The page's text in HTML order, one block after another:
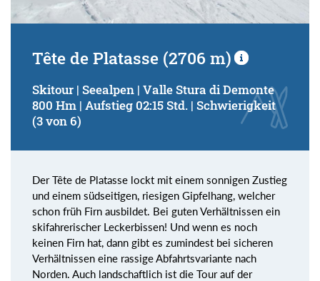
Tête de Platasse (2706 m)
Skitour | Seealpen | Valle Stura di Demonte
800 Hm | Aufstieg 02:15 Std. | Schwierigkeit
(3 von 6)
Der Tête de Platasse lockt mit einem sonnigen Zustieg
und einem südseitigen, riesigen Gipfelhang, welcher
schon früh Firn ausbildet. Bei guten Verhältnissen ein
skifahrerischer Leckerbissen! Und wenn es noch
keinen Firn hat, dann gibt es zumindest bei sicheren
Verhältnissen eine rassige Abfahrtsvariante nach
Norden. Auch landschaftlich ist die Tour auf der